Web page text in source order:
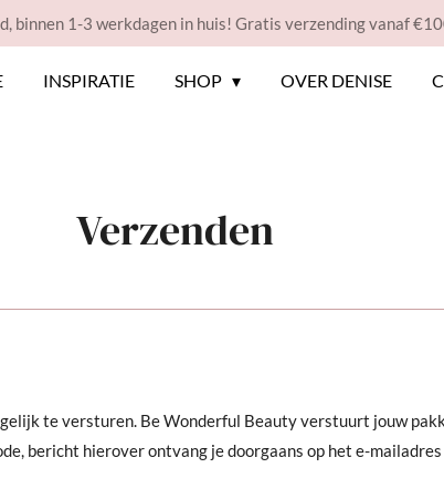
binnen 1-3 werkdagen in huis! Gratis verzending vanaf
INSPIRATIE SHOP OVER DENISE
Verzenden
te versturen. Be Wonderful Beauty verstuurt jouw
bericht hierover ontvang je doorgaans op het e-